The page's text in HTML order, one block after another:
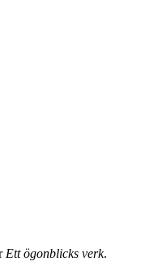
Ett ögonblicks verk.